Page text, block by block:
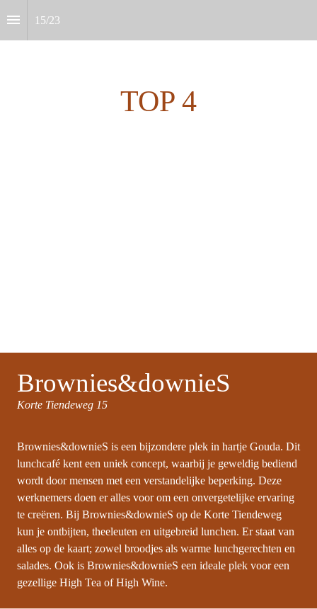
15/23
TOP 4
Brownies&downieS
Korte Tiendeweg 15
Brownies&downieS is een bijzondere plek in hartje Gouda. Dit
lunchcafé kent een uniek concept, waarbij je geweldig bediend
wordt door mensen met een verstandelijke beperking. Deze
werknemers doen er alles voor om een onvergetelijke ervaring
te creëren. Bij Brownies&downieS op de Korte Tiendeweg
kun je ontbijten, theeleuten en uitgebreid lunchen. Er staat van
alles op de kaart; zowel broodjes als warme lunchgerechten en
salades. Ook is Brownies&downieS een ideale plek voor een
gezellige High Tea of High Wine.